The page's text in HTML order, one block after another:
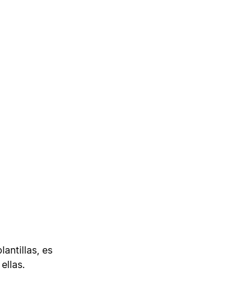
es